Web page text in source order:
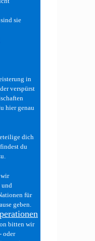
sie
in
verspürst
hier genau
dich
du
wir
und
für
geben.
bitten wir
oder